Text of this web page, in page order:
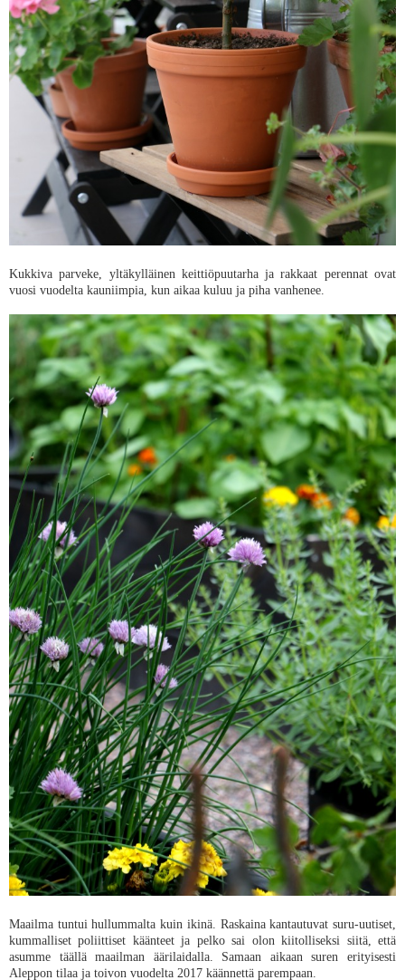
Kukkiva parveke, yltäkylläinen keittiöpuutarha ja rakkaat perennat ovat
vuosi vuodelta kauniimpia, kun aikaa kuluu ja piha vanhenee.
Maailma tuntui hullummalta kuin ikinä. Raskaina kantautuvat suru-uutiset,
kummalliset poliittiset käänteet ja pelko sai olon kiitolliseksi siitä, että
asumme täällä maailman äärilaidalla. Samaan aikaan suren erityisesti
Aleppon tilaa ja toivon vuodelta 2017 käännettä parempaan.